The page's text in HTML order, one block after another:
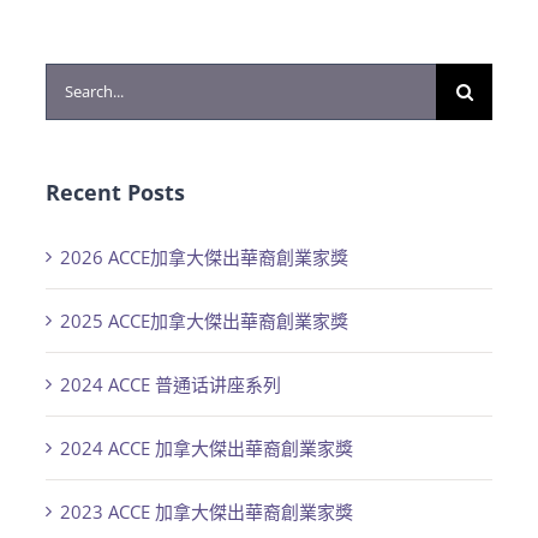
Search
for:
Recent Posts
2026 ACCE加拿大傑出華裔創業家獎
2025 ACCE加拿大傑出華裔創業家獎
2024 ACCE 普通话讲座系列
2024 ACCE 加拿大傑出華裔創業家獎
2023 ACCE 加拿大傑出華裔創業家獎